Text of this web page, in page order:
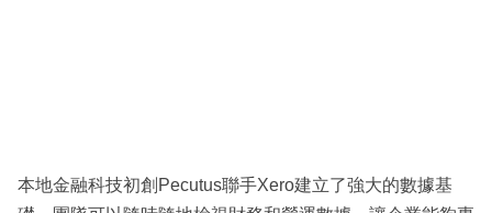
本地金融科技初創Pecutus聯手Xero建立了強大的數據基